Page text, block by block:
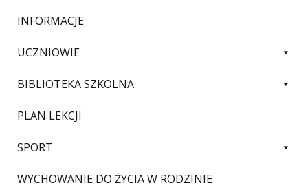
INFORMACJE
UCZNIOWIE
BIBLIOTEKA SZKOLNA
PLAN LEKCJI
SPORT
WYCHOWANIE DO ŻYCIA W RODZINIE